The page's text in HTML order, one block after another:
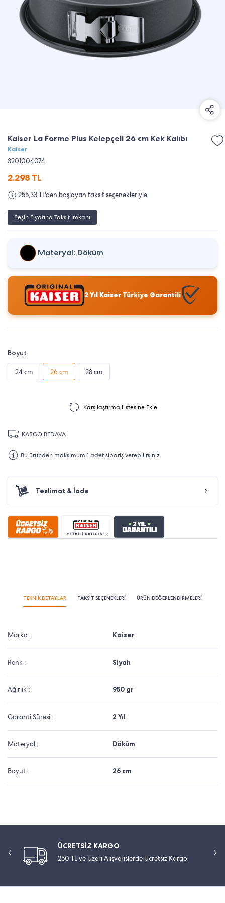
Kaiser La Forme Plus Kelepçeli 26 cm Kek Kalıbı
Kaiser
3201004074
2.298 TL
255,33 TL'den başlayan taksit seçenekleriyle
Peşin Fiyatına Taksit İmkanı
Materyal: Döküm
2 Yıl Kaiser Türkiye Garantili
Boyut
24 cm 26 cm 28 cm
Karşılaştırma Listesine Ekle
KARGO BEDAVA
Bu üründen maksimum 1 adet sipariş verebilirsiniz
Teslimat & İade
TEKNİK DETAYLAR TAKSİT SEÇENEKLERİ ÜRÜN DEĞERLENDİRMELERİ
Marka : Kaiser
Renk : Siyah
Ağırlık : 950 gr
Garanti Süresi : 2 Yıl
Materyal : Döküm
Boyut : 26 cm
ÜCRETSİZ KARGO
250 TL ve Üzeri Alışverişlerde Ücretsiz Kargo